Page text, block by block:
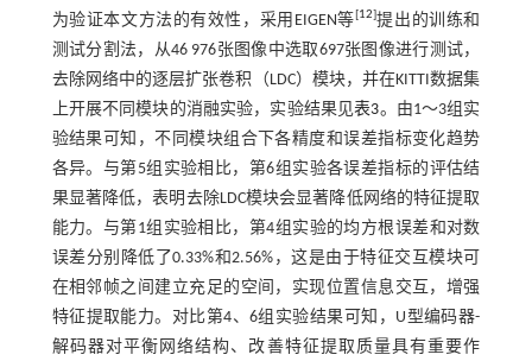
为验证本文方法的有效性，采用EIGEN等[12]提出的训练和
测试分割法，从46 976张图像中选取697张图像进行测试，
去除网络中的逐层扩张卷积（LDC）模块，并在KITTI数据集
上开展不同模块的消融实验，实验结果见表3。由1～3组实
验结果可知，不同模块组合下各精度和误差指标变化趋势
各异。与第5组实验相比，第6组实验各误差指标的评估结
果显著降低，表明去除LDC模块会显著降低网络的特征提取
能力。与第1组实验相比，第4组实验的均方根误差和对数
误差分别降低了0.33%和2.56%，这是由于特征交互模块可
在相邻帧之间建立充足的空间，实现位置信息交互，增强
特征提取能力。对比第4、6组实验结果可知，U型编码器-
解码器对平衡网络结构、改善特征提取质量具有重要作